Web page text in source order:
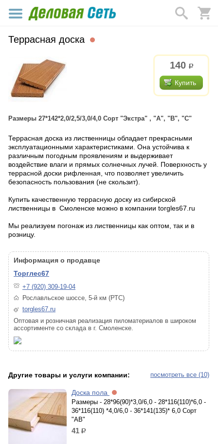
Террасная доска
140 р.
Купить
Размеры 27*142*2,0/2,5/3,0/4,0 Сорт "Экстра" , "А", "В", "С"
Террасная доска из лиственницы обладает прекрасными
эксплуатационными характеристиками. Она устойчива к
различным погодным проявлениям и выдерживает
воздействие влаги и прямых солнечных лучей. Поверхность у
террасной доски рифленная, что позволяет увеличить
безопасность пользования (не скользит).
Купить качественную террасную доску из сибирской
лиственницы в Смоленске можно в компании torgles67.ru
Мы реализуем погонаж из лиственницы как оптом, так и в
розницу.
Информация о продавце
Торглес67
+7 (920) 309-19-04
Рославльское шоссе, 5-й км (РТС)
torgles67.ru
Оптовая и розничная реализация пиломатериалов в широком
ассортименте со склада в г. Смоленске.
посмотреть все (10)
Другие товары и услуги компании:
Доска пола
Размеры - 28*96(90)*3,0/6,0 - 28*116(110)*6,0 -
36*116(110) *4,0/6,0 - 36*141(135)* 6,0 Сорт
"АВ"
41 р.